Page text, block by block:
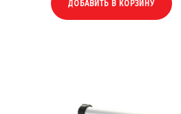
ДОБАВИТЬ В КОРЗИНУ